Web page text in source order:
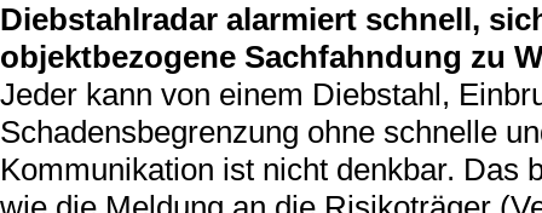
Diebstahlradar alarmiert schnell,
objektbezogene Sachfahndung zu
Jeder kann von einem Diebstahl,
Schadensbegrenzung ohne schnelle
Kommunikation ist nicht denkbar. Das